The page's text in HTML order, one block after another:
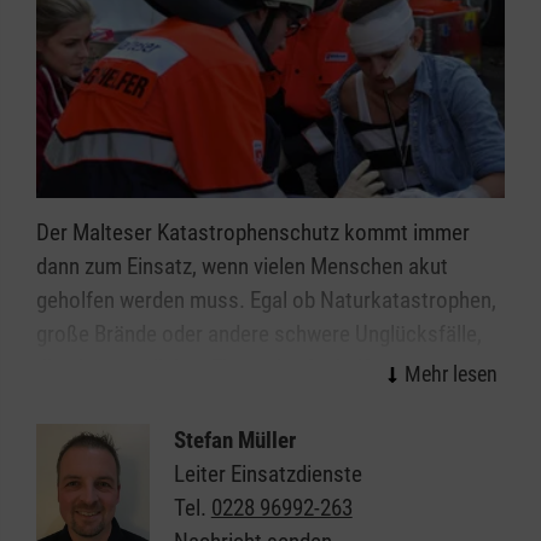
Der Malteser Katastrophenschutz kommt immer
dann zum Einsatz, wenn vielen Menschen akut
geholfen werden muss. Egal ob Naturkatastrophen,
die ehrenamtlichen Einsatzkräfte helfen bei allen
Rettungsdienst nicht ausreichen.
Organisiert in einzelnen Einsatzgruppen sind unsere
Helferinnen und Helfer Spezialisten in den Bereichen
Stefan Müller
Leiter Einsatzdienste
Tel. 0228 96992-263